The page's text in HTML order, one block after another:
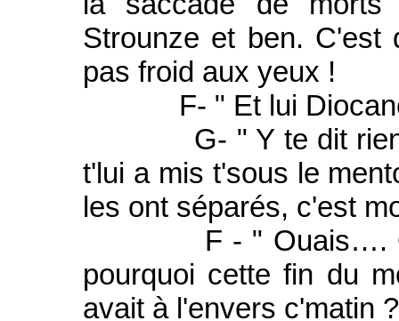
Strounze et ben. C'est
pas froid aux yeux !
F- " Et lui Diocane
G- " Y te dit rien ?
t'lui a mis t'sous le
les ont séparés, c'est
F - " Ouais….
pourquoi cette fin du
avait à l'envers c'matin